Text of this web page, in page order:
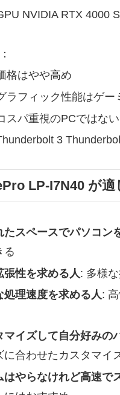
NVIDIA RTX 4000
格はやや高め
ラフィック性能はゲー
スパ重視のPCではない
3
LP-I7N40 が
たスペースでパソコン
る
張性を求める人: 多様
処理速度を求める人:
マイズして自分好みの
に合わせたカスタマイ
はやらなけれど高速で